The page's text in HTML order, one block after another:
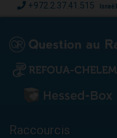
+972.2.37.41.515 Israël
Raccourcis